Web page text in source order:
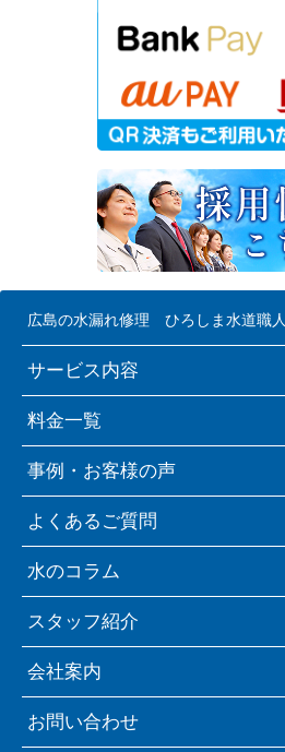
広島の水漏れ修理 ひろしま水道職人
サービス内容
料金一覧
事例・お客様の声
よくあるご質問
水のコラム
スタッフ紹介
会社案内
お問い合わせ